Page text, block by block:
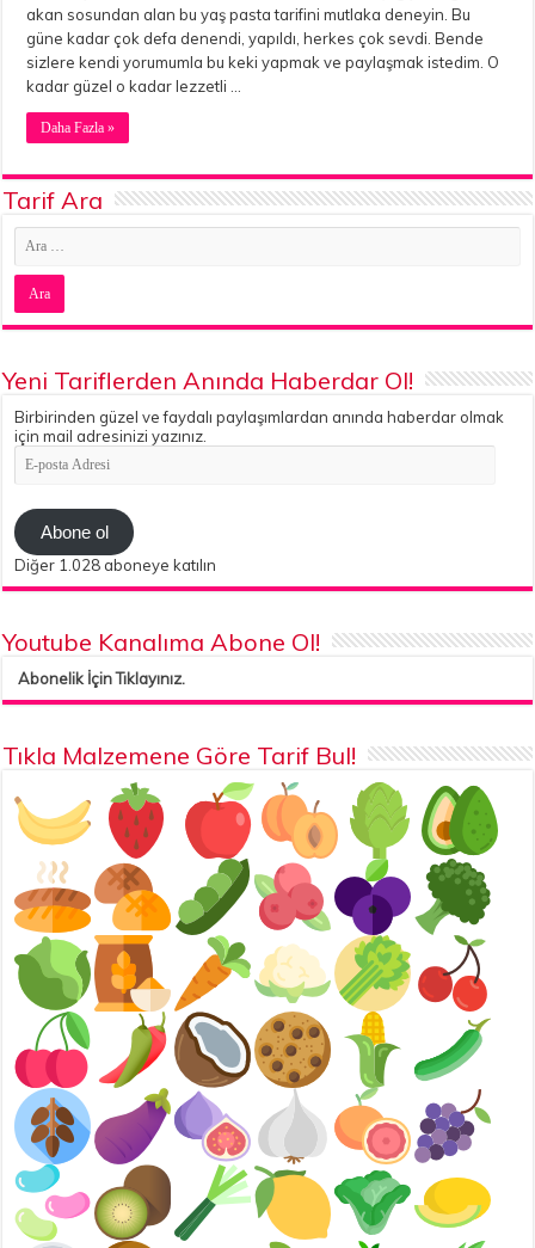
akan sosundan alan bu yaş pasta tarifini mutlaka deneyin. Bu
güne kadar çok defa denendi, yapıldı, herkes çok sevdi. Bende
sizlere kendi yorumumla bu keki yapmak ve paylaşmak istedim. O
kadar güzel o kadar lezzetli …
Daha Fazla »
Tarif Ara
Yeni Tariflerden Anında Haberdar Ol!
Birbirinden güzel ve faydalı paylaşımlardan anında haberdar olmak
için mail adresinizi yazınız.
E-
posta
Abone ol
Diğer 1.028 aboneye katılın
Youtube Kanalıma Abone Ol!
Abonelik İçin Tıklayınız.
Tıkla Malzemene Göre Tarif Bul!